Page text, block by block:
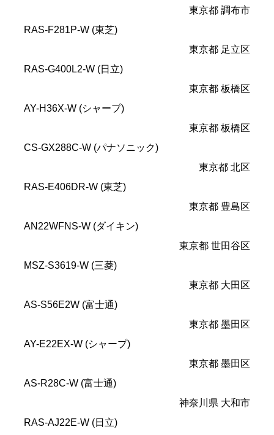
東京都 調布市
RAS-F281P-W (東芝)
東京都 足立区
RAS-G400L2-W (日立)
東京都 板橋区
AY-H36X-W (シャープ)
東京都 板橋区
CS-GX288C-W (パナソニック)
東京都 北区
RAS-E406DR-W (東芝)
東京都 豊島区
AN22WFNS-W (ダイキン)
東京都 世田谷区
MSZ-S3619-W (三菱)
東京都 大田区
AS-S56E2W (富士通)
東京都 墨田区
AY-E22EX-W (シャープ)
東京都 墨田区
AS-R28C-W (富士通)
神奈川県 大和市
RAS-AJ22E-W (日立)